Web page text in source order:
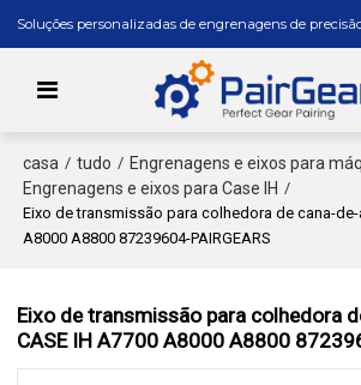
Soluções personalizadas de engrenagens de
casa / tudo / Engrenagens e eixos para
Engrenagens e eixos para Case IH /
Eixo de transmissão para colhedora de cana-de-
A8000 A8800 87239604-PAIRGEARS
Eixo de transmissão para colhedora
CASE IH A7700 A8000 A8800